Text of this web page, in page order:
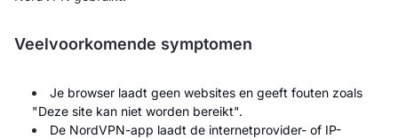
Veelvoorkomende symptomen
Je browser laadt geen websites en geeft fouten zoals
"Deze site kan niet worden bereikt".
De NordVPN-app laadt de internetprovider- of IP-